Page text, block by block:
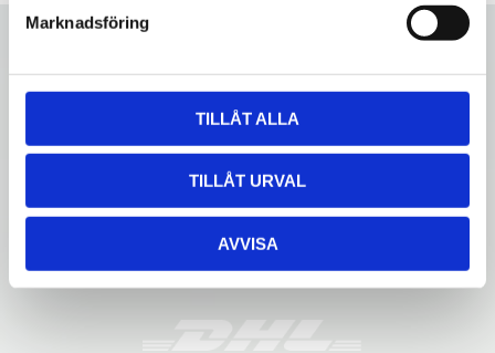
Marknadsföring
TILLÅT ALLA
TILLÅT URVAL
AVVISA